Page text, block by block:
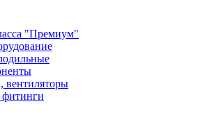
"Премиум"
вентиляторы